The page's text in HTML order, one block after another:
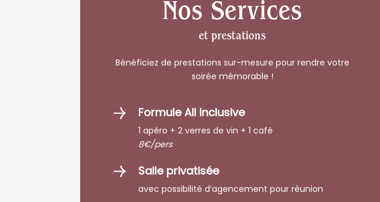
Nos Services
et prestations
Bénéficiez de prestations sur-mesure pour rendre votre
soirée mémorable !
Formule All Inclusive
1 apéro + 2 verres de vin + 1 café
8€/pers
Salle privatisée
avec possibilité d’agencement pour réunion